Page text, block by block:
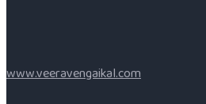
www.veeravengaikal.com